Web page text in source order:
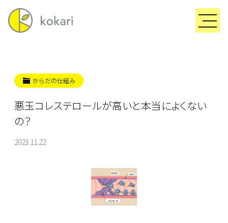
からだの仕組み
悪玉コレステロールが高いと本当によくない
の？
2023.11.22